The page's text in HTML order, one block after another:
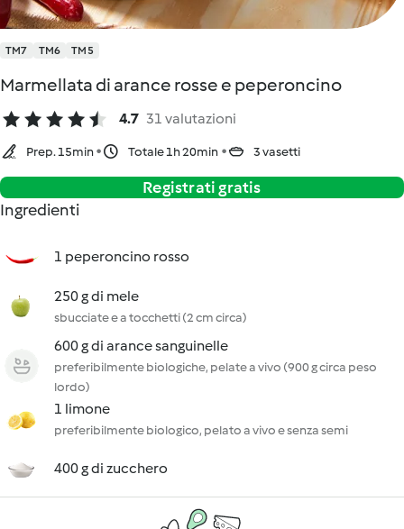
TM7 TM6 TM5
Marmellata di arance rosse e peperoncino
4.7 31 valutazioni
Prep. 15min Totale 1h 20min 3 vasetti
Registrati gratis
Ingredienti
1 peperoncino rosso
250 g di mele
sbucciate e a tocchetti (2 cm circa)
600 g di arance sanguinelle
preferibilmente biologiche, pelate a vivo (900 g circa peso
lordo)
1 limone
preferibilmente biologico, pelato a vivo e senza semi
400 g di zucchero